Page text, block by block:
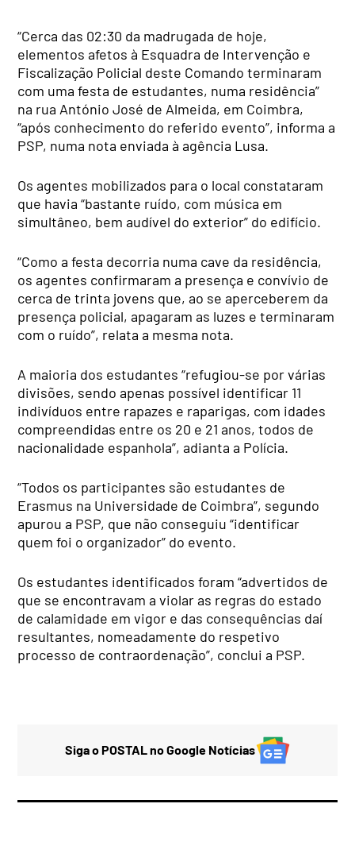
“Cerca das 02:30 da madrugada de hoje,
elementos afetos à Esquadra de Intervenção e
Fiscalização Policial deste Comando terminaram
com uma festa de estudantes, numa residência”
na rua António José de Almeida, em Coimbra,
“após conhecimento do referido evento”, informa a
PSP, numa nota enviada à agência Lusa.
Os agentes mobilizados para o local constataram
que havia “bastante ruído, com música em
simultâneo, bem audível do exterior” do edifício.
“Como a festa decorria numa cave da residência,
os agentes confirmaram a presença e convívio de
cerca de trinta jovens que, ao se aperceberem da
presença policial, apagaram as luzes e terminaram
com o ruído”, relata a mesma nota.
A maioria dos estudantes “refugiou-se por várias
divisões, sendo apenas possível identificar 11
indivíduos entre rapazes e raparigas, com idades
compreendidas entre os 20 e 21 anos, todos de
nacionalidade espanhola”, adianta a Polícia.
“Todos os participantes são estudantes de
Erasmus na Universidade de Coimbra”, segundo
apurou a PSP, que não conseguiu “identificar
quem foi o organizador” do evento.
Os estudantes identificados foram “advertidos de
que se encontravam a violar as regras do estado
de calamidade em vigor e das consequências daí
resultantes, nomeadamente do respetivo
processo de contraordenação”, conclui a PSP.
Siga o POSTAL no Google Notícias